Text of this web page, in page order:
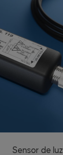
Sensor de luz